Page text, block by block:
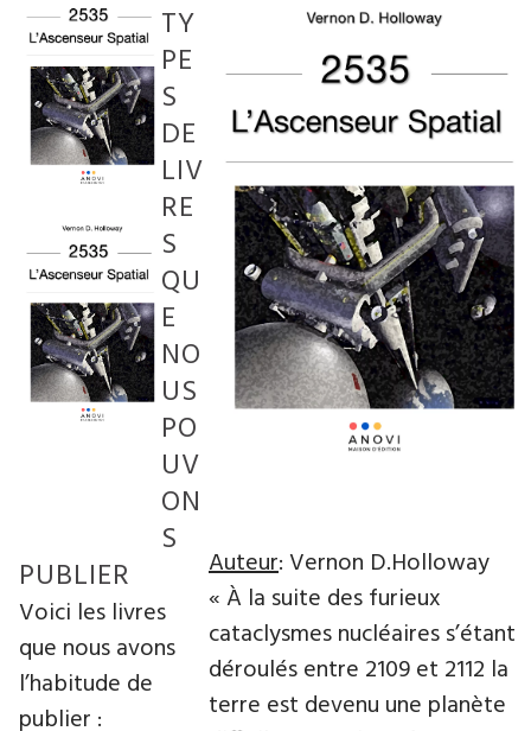
Auteur: Vernon D.Holloway
« À la suite des furieux
cataclysmes nucléaires s’étant
déroulés entre 2109 et 2112 la
terre est devenu une planète
TY
PE
S
DE
LIV
RE
S
QU
E
NO
US
PO
UV
ON
S
PUBLIER
Voici les livres
que nous avons
l’habitude de
publier :